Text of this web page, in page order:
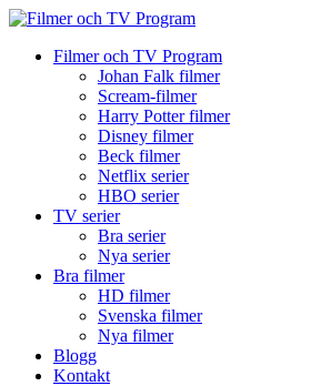
Filmer och TV Program
Johan Falk filmer
Scream-filmer
Harry Potter filmer
Disney filmer
Beck filmer
Netflix serier
HBO serier
TV serier
Bra serier
Nya serier
Bra filmer
HD filmer
Svenska filmer
Nya filmer
Blogg
Kontakt